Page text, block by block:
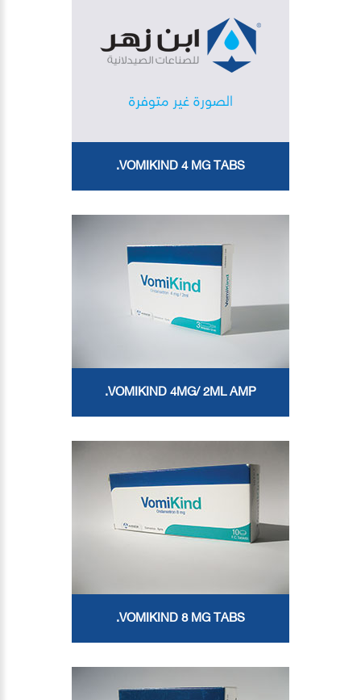
VOMIKIND 4 MG TABS.
VOMIKIND 4MG/ 2ML AMP.
VOMIKIND 8 MG TABS.